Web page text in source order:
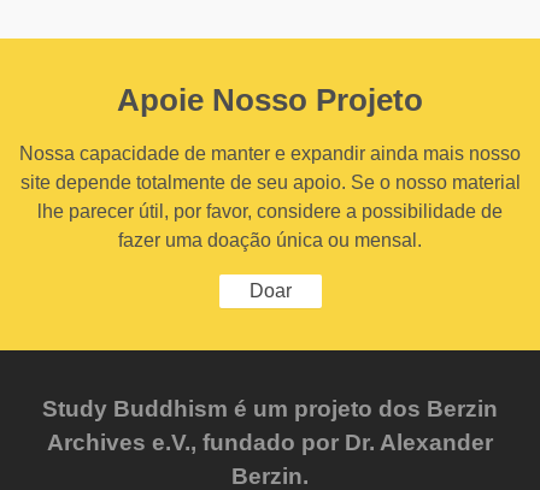
Apoie Nosso Projeto
Nossa capacidade de manter e expandir ainda mais nosso
site depende totalmente de seu apoio. Se o nosso material
lhe parecer útil, por favor, considere a possibilidade de
fazer uma doação única ou mensal.
Doar
Study Buddhism é um projeto dos Berzin
Archives e.V., fundado por Dr. Alexander
Berzin.